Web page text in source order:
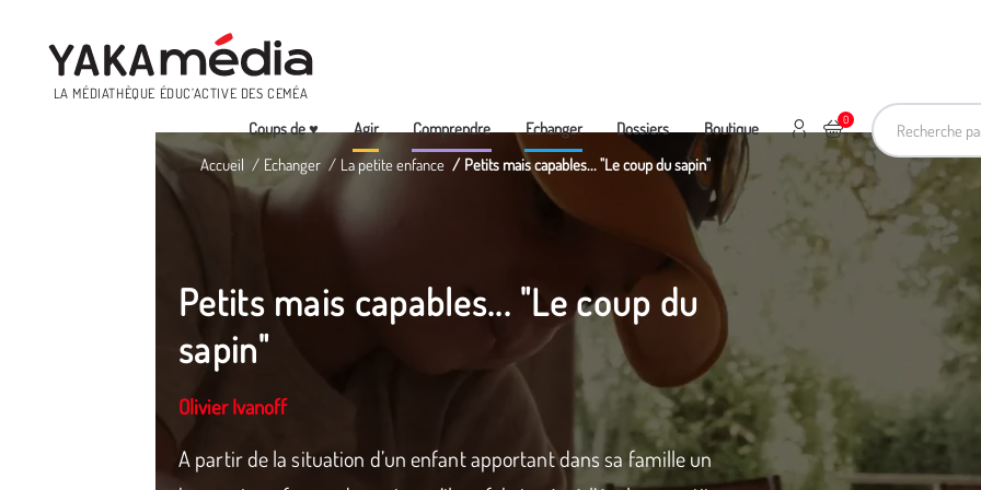
LA MÉDIATHÈQUE ÉDUC’ACTIVE DES CEMÉA
Recherche
Menu
Coups de ♥ Agir Comprendre Echanger Dossiers Boutique 0
Ajouter au panier
Mon compte
Accueil Echanger La petite enfance Petits mais capables... "Le coup du sapin"
Petits mais capables... "Le coup du
sapin"
Olivier Ivanoff
A partir de la situation d’un enfant apportant dans sa famille un